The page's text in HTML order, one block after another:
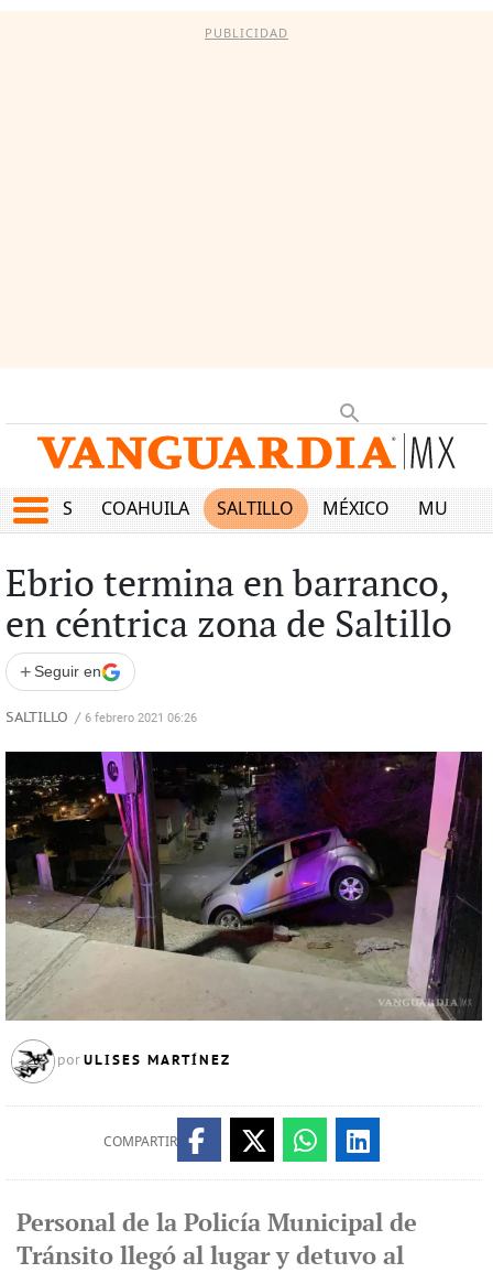
PUBLICIDAD
JUEGOS COAHUILA SALTILLO MÉXICO MUNDO
Ebrio termina en barranco,
en céntrica zona de Saltillo
+ Seguir en
SALTILLO / 6 febrero 2021 06:26
por ULISES MARTÍNEZ
COMPARTIR
Personal de la Policía Municipal de
Tránsito llegó al lugar y detuvo al